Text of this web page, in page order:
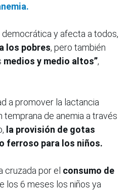
democrática y afecta a todos,
los pobres, pero también
medios y medio altos”,
a promover la lactancia
temprana de anemia a través
la provisión de gotas
ferroso para los niños.
cruzada por el consumo de
los 6 meses los niños ya